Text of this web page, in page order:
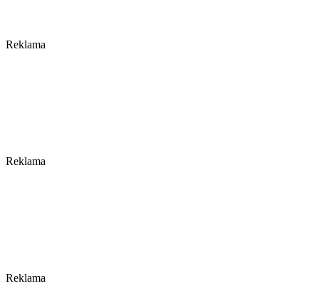
Reklama
Reklama
Reklama